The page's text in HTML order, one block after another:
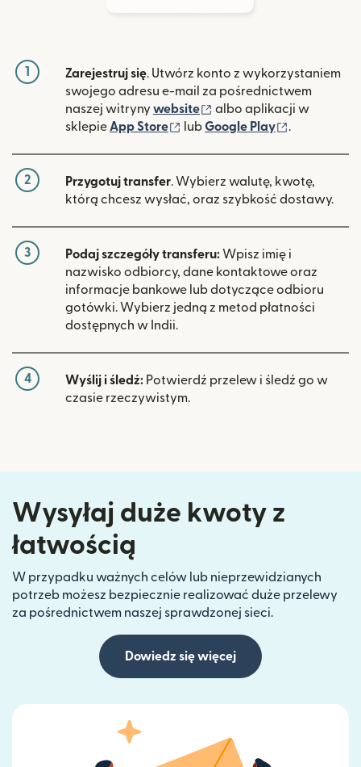
1 Zarejestruj się. Utwórz konto z wykorzystaniem
swojego adresu e-mail za pośrednictwem
naszej witryny website (otwiera się w nowym
albo aplikacji w
sklepieApp Store (otwiera się w nowym oknie)
lubGoogle Play (otwiera się
.
2 Przygotuj transfer. Wybierz walutę, kwotę,
którą chcesz wysłać, oraz szybkość dostawy.
3 Podaj szczegóły transferu: Wpisz imię i
nazwisko odbiorcy, dane kontaktowe oraz
informacje bankowe lub dotyczące odbioru
gotówki. Wybierz jedną z metod płatności
dostępnych w Indii.
4 Wyślij i śledź: Potwierdź przelew i śledź go w
czasie rzeczywistym.
Wysyłaj duże kwoty z
łatwością
W przypadku ważnych celów lub nieprzewidzianych
potrzeb możesz bezpiecznie realizować duże przelewy
za pośrednictwem naszej sprawdzonej sieci.
Dowiedz się więcej